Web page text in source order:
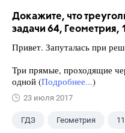
Докажите, что
задачи 64, Геометрия,
Привет. Запуталась при
Три прямые, проходящие
одной (Подробнее...)
23 июля 2017
ГДЗ Геометрия